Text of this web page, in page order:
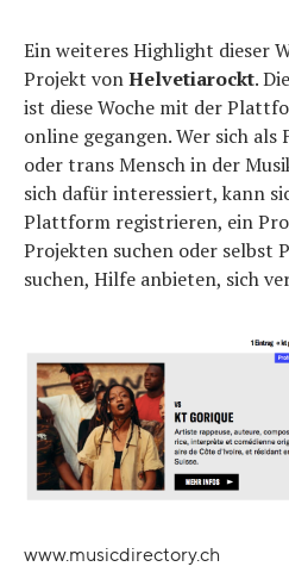
Ein weiteres Highlight dieser
Projekt vonHelvetiarockt.
ist diese Woche mit der
online gegangen. Wer sich
oder trans Mensch in der
sich dafür interessiert, kann
Plattform registrieren, ein
Projekten suchen oder selbst
suchen, Hilfe anbieten, sich
www.musicdirectory.ch